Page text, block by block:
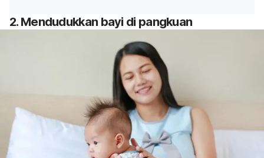
2. Mendudukkan bayi di pangkuan